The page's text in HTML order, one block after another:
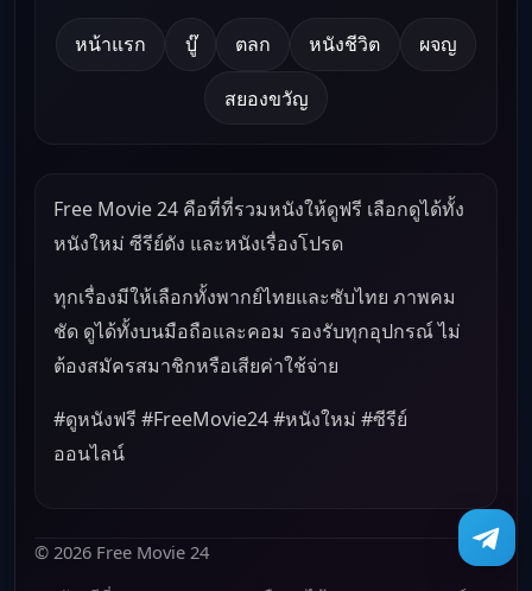
หน้าแรก บู๊ ตลก หนังชีวิต ผจญ
สยองขวัญ
Free Movie 24 คือที่ที่รวมหนังให้ดูฟรี เลือกดูได้ทั้ง
หนังใหม่ ซีรีย์ดัง และหนังเรื่องโปรด
ทุกเรื่องมีให้เลือกทั้งพากย์ไทยและซับไทย ภาพคม
ชัด ดูได้ทั้งบนมือถือและคอม รองรับทุกอุปกรณ์ ไม่
ต้องสมัครสมาชิกหรือเสียค่าใช้จ่าย
#ดูหนังฟรี #FreeMovie24 #หนังใหม่ #ซีรีย์
ออนไลน์
© 2026 Free Movie 24